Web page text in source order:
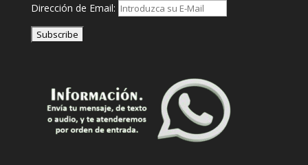
Dirección de Email: